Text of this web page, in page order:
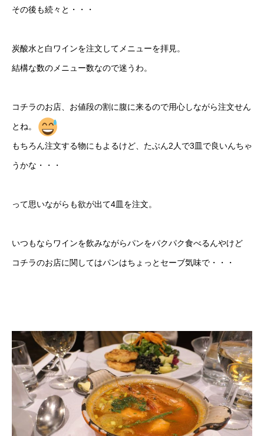
その後も続々と・・・
炭酸水と白ワインを注文してメニューを拝見。
結構な数のメニュー数なので迷うわ。
コチラのお店、お値段の割に腹に来るので用心しながら注文せん
とね。
もちろん注文する物にもよるけど、たぶん2人で3皿で良いんちゃ
うかな・・・
って思いながらも欲が出て4皿を注文。
いつもならワインを飲みながらパンをパクパク食べるんやけど
コチラのお店に関してはパンはちょっとセーブ気味で・・・